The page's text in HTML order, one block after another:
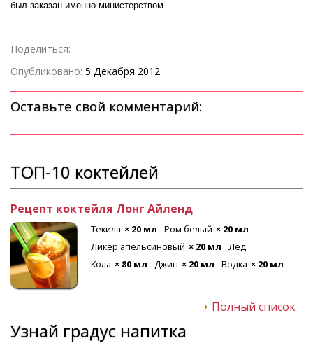
был заказан именно министерством.
Поделиться:
Опубликовано: 5 Декабря 2012
Оставьте свой комментарий:
ТОП-10 коктейлей
Рецепт коктейля Лонг Айленд
Текила × 20 мл Ром белый × 20 мл
Ликер апельсиновый × 20 мл
Лед
Кола × 80 мл Джин × 20 мл Водка × 20 мл
Полный список
Узнай градус напитка